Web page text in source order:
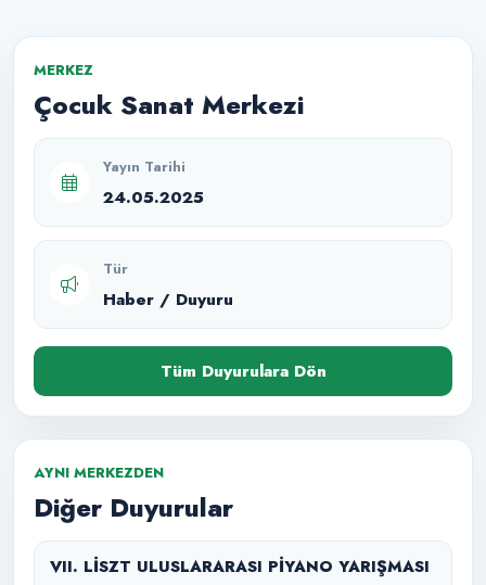
MERKEZ
Çocuk Sanat Merkezi
Yayın Tarihi
24.05.2025
Tür
Haber / Duyuru
Tüm Duyurulara Dön
AYNI MERKEZDEN
Diğer Duyurular
VII. LİSZT ULUSLARARASI PİYANO YARIŞMASI